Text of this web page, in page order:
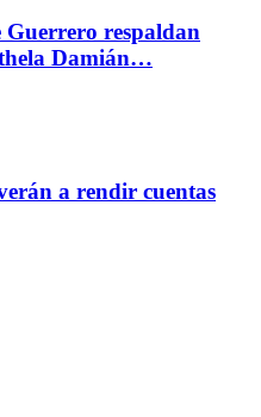
Guerrero respaldan
Damián…
a rendir cuentas